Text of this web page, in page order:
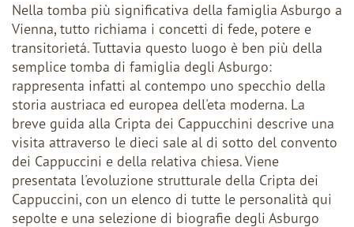
Nella tomba più significativa della famiglia Asburgo a
Vienna, tutto richiama i concetti di fede, potere e
transitorietá. Tuttavia questo luogo è ben più della
semplice tomba di famiglia degli Asburgo:
rappresenta infatti al contempo uno specchio della
storia austriaca ed europea dell'eta moderna. La
breve guida alla Cripta dei Cappucchini descrive una
visita attraverso le dieci sale al di sotto del convento
dei Cappuccini e della relativa chiesa. Viene
presentata l'evoluzione strutturale della Cripta dei
Cappuccini, con un elenco di tutte le personalità qui
sepolte e una selezione di biografie degli Asburgo